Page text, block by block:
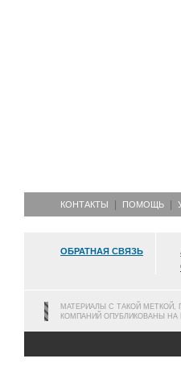
КОНТАКТЫ ПОМОЩЬ
ОБРАТНАЯ СВЯЗЬ
МАТЕРИАЛЫ С ТАКОЙ МЕТКОЙ,
КОМПАНИЙ ОПУБЛИКОВАНЫ